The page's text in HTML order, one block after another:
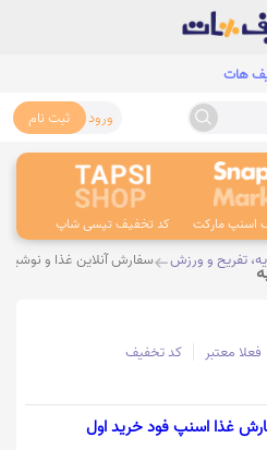
هات
ورود ثبت نام
اسنپ مارکت کد تخفیف تپسی شاپ
تفریح و ورزش سفارش آنلاین غذا و
فعلا معتبر کد تخفیف